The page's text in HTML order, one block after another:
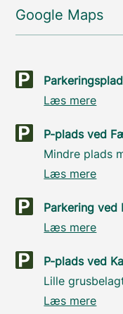
Google Maps
Læs mere
P-plads ved
Mindre plads
Læs mere
Parkering ved
Læs mere
P-plads ved
Lille
Læs mere